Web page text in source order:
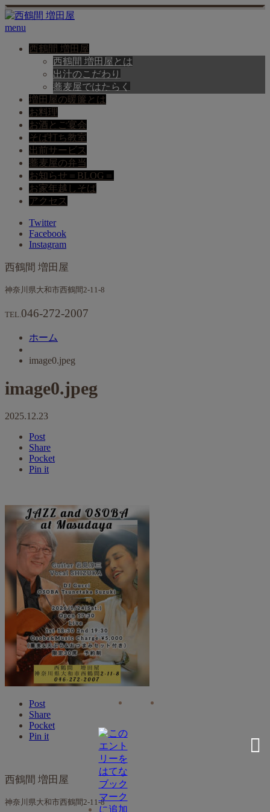
menu
西鶴間 増田屋
西鶴間 増田屋とは
出汁のこだわり
蕎麦屋ではたらく
増田屋の暖簾とは
お料理
お酒とご宴会
そば打ち教室
出前サービス
蕎麦屋の弁当
お知らせ＝BLOG＝
お家年越しそば
アクセス
Twitter
Facebook
Instagram
西鶴間 増田屋
神奈川県大和市西鶴間2-11-8
TEL.046-272-2007
ホーム
image0.jpeg
image0.jpeg
2025.12.23
Post
Share
Pocket
Pin it
Post
Share
Pocket
Pin it
西鶴間 増田屋
神奈川県大和市西鶴間2-11-8